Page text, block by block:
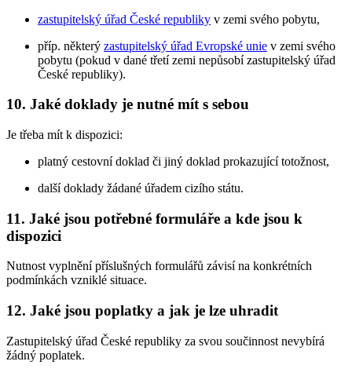
zastupitelský úřad České republiky v zemi svého pobytu,
příp. některý zastupitelský úřad Evropské unie v zemi svého
pobytu (pokud v dané třetí zemi nepůsobí zastupitelský úřad
České republiky).
10. Jaké doklady je nutné mít s sebou
Je třeba mít k dispozici:
platný cestovní doklad či jiný doklad prokazující totožnost,
další doklady žádané úřadem cizího státu.
11. Jaké jsou potřebné formuláře a kde jsou k
dispozici
Nutnost vyplnění příslušných formulářů závisí na konkrétních
podmínkách vzniklé situace.
12. Jaké jsou poplatky a jak je lze uhradit
Zastupitelský úřad České republiky za svou součinnost nevybírá
žádný poplatek.